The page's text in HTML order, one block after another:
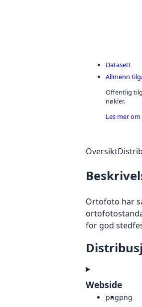
Datasett
Allmenn
Offentlig
nøkler.
Les mer
Oversikt
Ortofoto har
for god
Webside
pngpng